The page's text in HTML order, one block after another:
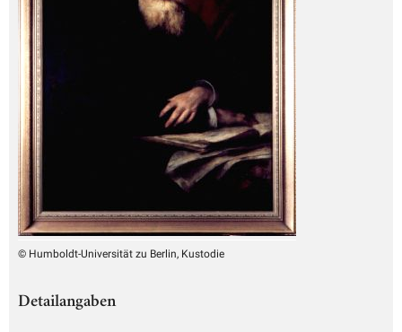
© Humboldt-Universität zu Berlin, Kustodie
Detailangaben